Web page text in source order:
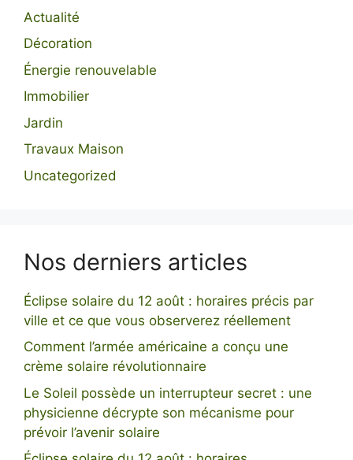
Actualité
Décoration
Énergie renouvelable
Immobilier
Jardin
Travaux Maison
Uncategorized
Nos derniers articles
Éclipse solaire du 12 août : horaires précis par
ville et ce que vous observerez réellement
Comment l’armée américaine a conçu une
crème solaire révolutionnaire
Le Soleil possède un interrupteur secret : une
physicienne décrypte son mécanisme pour
prévoir l’avenir solaire